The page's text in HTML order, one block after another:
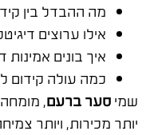
מה ההבדל בין
אילו ערוצים
איך בונים
כמה עולה קידום
שמיסער ברעם, מומחה שיווק
יותר מכירות, ויותר